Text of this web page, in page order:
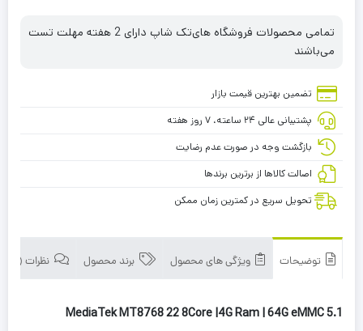
تمامی محصولات فروشگاه های‌تک شاپ دارای 2 هفته مهلت تست
می‌باشند
تضمین بهترین قیمت بازار
پشتیبانی عالی ۲۴ ساعته، ۷ روز هفته
بازگشت وجه در صورت عدم رضایت
اصالت کالاها از برترین برندها
تحویل سریع در کمترین زمان ممکن
توضیحات ویژگی های محصول برند محصول نظرات (0)
MediaTek MT8768 22 8Core |4G Ram | 64G eMMC 5.1